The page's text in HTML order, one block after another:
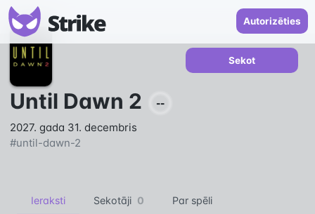
Autorizēties
Until Dawn 2 --
2027. gada 31. decembris
#until-dawn-2
Sekot
Ieraksti Sekotāji 0 Par spēli